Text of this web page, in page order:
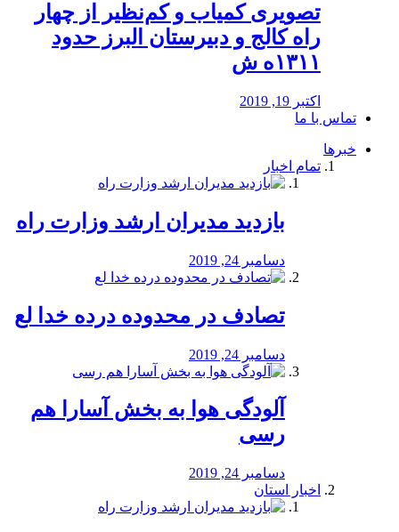
️تصویری کمیاب و کم‌نظیر از چهار
راه كالج و دبيرستان البرز حدود
۱۳۱۱ه ش
اکتبر 19, 2019
تماس با ما
خبرها
تمام اخبار
بازدید مدیران ارشد وزارت راه
دسامبر 24, 2019
تصادف در محدوده درده خدا لع
دسامبر 24, 2019
آلودگی هوا به بخش آسارا هم
رسی
دسامبر 24, 2019
اخبار استان